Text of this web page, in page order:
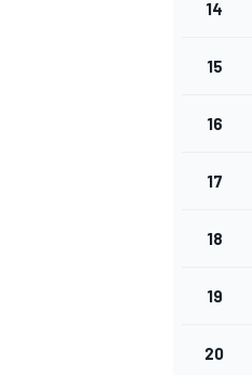
14
15
16
17
18
19
20